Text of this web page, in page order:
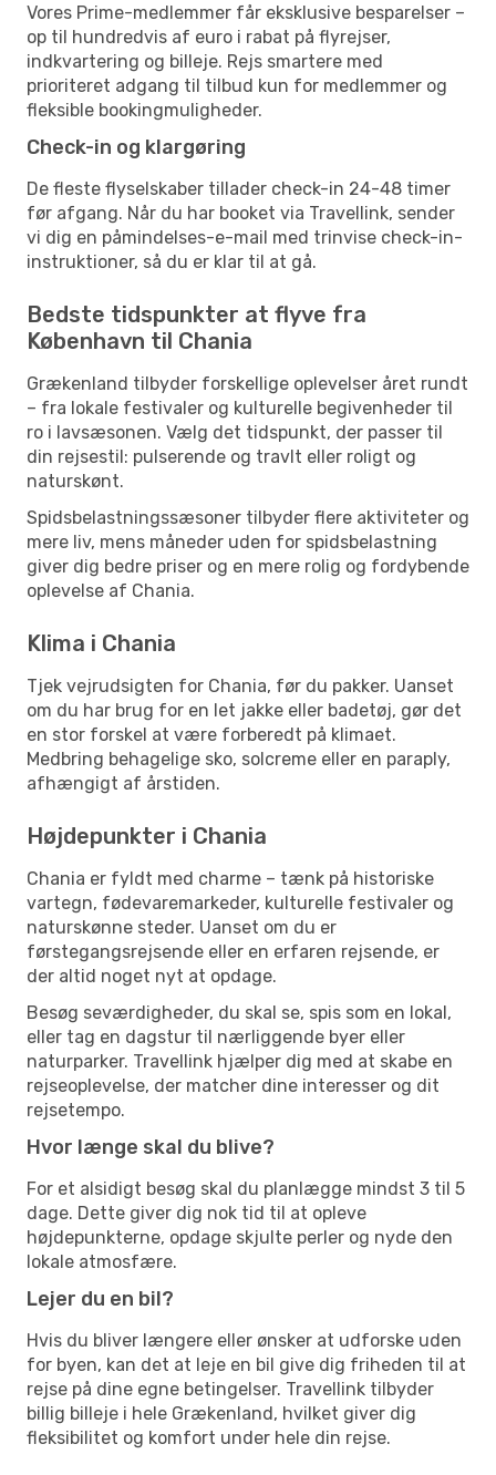
Vores Prime-medlemmer får eksklusive besparelser –
op til hundredvis af euro i rabat på flyrejser,
indkvartering og billeje. Rejs smartere med
prioriteret adgang til tilbud kun for medlemmer og
fleksible bookingmuligheder.
Check-in og klargøring
De fleste flyselskaber tillader check-in 24-48 timer
før afgang. Når du har booket via Travellink, sender
vi dig en påmindelses-e-mail med trinvise check-in-
instruktioner, så du er klar til at gå.
Bedste tidspunkter at flyve fra
København til Chania
Grækenland tilbyder forskellige oplevelser året rundt
– fra lokale festivaler og kulturelle begivenheder til
ro i lavsæsonen. Vælg det tidspunkt, der passer til
din rejsestil: pulserende og travlt eller roligt og
naturskønt.
Spidsbelastningssæsoner tilbyder flere aktiviteter og
mere liv, mens måneder uden for spidsbelastning
giver dig bedre priser og en mere rolig og fordybende
oplevelse af Chania.
Klima i Chania
Tjek vejrudsigten for Chania, før du pakker. Uanset
om du har brug for en let jakke eller badetøj, gør det
en stor forskel at være forberedt på klimaet.
Medbring behagelige sko, solcreme eller en paraply,
afhængigt af årstiden.
Højdepunkter i Chania
Chania er fyldt med charme – tænk på historiske
vartegn, fødevaremarkeder, kulturelle festivaler og
naturskønne steder. Uanset om du er
førstegangsrejsende eller en erfaren rejsende, er
der altid noget nyt at opdage.
Besøg seværdigheder, du skal se, spis som en lokal,
eller tag en dagstur til nærliggende byer eller
naturparker. Travellink hjælper dig med at skabe en
rejseoplevelse, der matcher dine interesser og dit
rejsetempo.
Hvor længe skal du blive?
For et alsidigt besøg skal du planlægge mindst 3 til 5
dage. Dette giver dig nok tid til at opleve
højdepunkterne, opdage skjulte perler og nyde den
lokale atmosfære.
Lejer du en bil?
Hvis du bliver længere eller ønsker at udforske uden
for byen, kan det at leje en bil give dig friheden til at
rejse på dine egne betingelser. Travellink tilbyder
billig billeje i hele Grækenland, hvilket giver dig
fleksibilitet og komfort under hele din rejse.